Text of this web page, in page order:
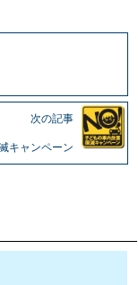
次の記事
キャンペーン